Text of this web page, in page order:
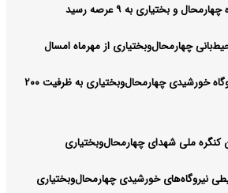
و بختیاری به ۹ عرصه رسید
چهارمحال‌وبختیاری از مهرماه امسال
تصویب اجرای بزرگترین نیروگاه خورشیدی چهارمحال‌وبختیاری به ظرفیت ۲۰۰
ملی شهدای چهارمحال‌وبختیاری